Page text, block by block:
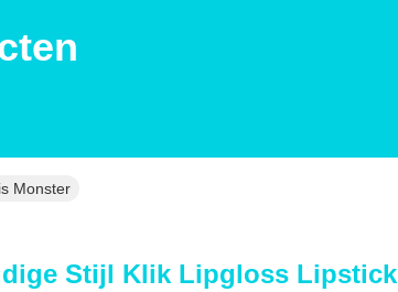
Monster
Stijl Klik Lipgloss Lipstick